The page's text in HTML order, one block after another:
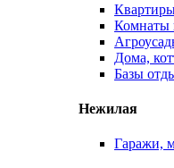
Комнаты
Дома,
Базы
Нежилая
Гаражи,